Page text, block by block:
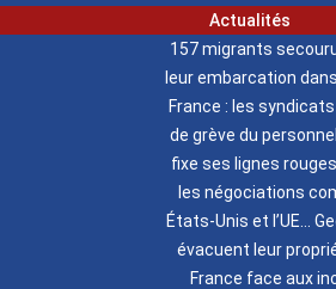
Actualités
157 migrants
leur embarcation
France : les
de grève du
fixe ses lignes
les négociations
États-Unis et l’UE
évacuent leur
France face aux